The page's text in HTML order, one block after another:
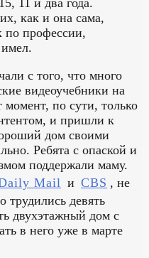
как и она сама,
по профессии,
с того, что много
видеоучебники на
момент, по сути, только
и пришли к
дом своими
Ребята с опаской и
поддержали маму.
Mail и CBS , не
трудились девять
двухэтажный дом с
в него уже в марте